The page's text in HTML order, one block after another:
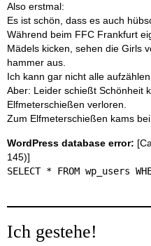
Also erstmal:
Es ist schön, dass es auch
Während beim FFC Frankfurt
Mädels kicken, sehen die Girls
hammer aus.
Ich kann gar nicht alle
Aber: Leider schießt Schönheit
Elfmeterschießen verloren.
Zum Elfmeterschießen kams
WordPress database error:
145)]
SELECT * FROM wp_users
Ich gestehe!